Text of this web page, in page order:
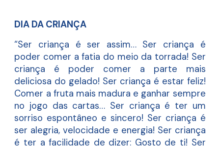
DIA DA CRIANÇA
“Ser criança é ser assim… Ser criança é
poder comer a fatia do meio da torrada! Ser
criança é poder comer a parte mais
deliciosa do gelado! Ser criança é estar feliz!
Comer a fruta mais madura e ganhar sempre
no jogo das cartas… Ser criança é ter um
sorriso espontâneo e sincero! Ser criança é
ser alegria, velocidade e energia! Ser criança
é ter a facilidade de dizer: Gosto de ti! Ser